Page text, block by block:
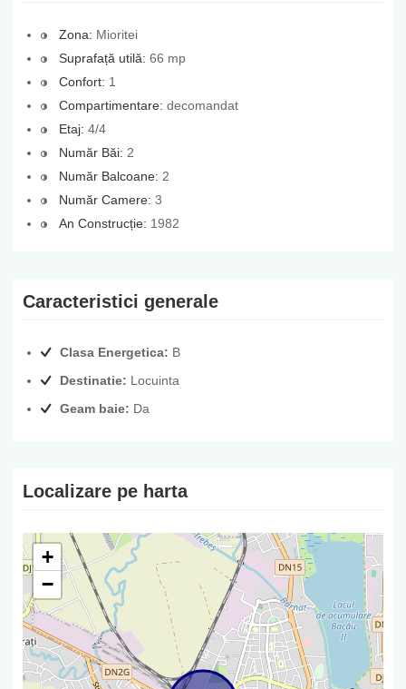
Zona: Mioritei
Suprafață utilă: 66 mp
Confort: 1
Compartimentare: decomandat
Etaj: 4/4
Număr Băi: 2
Număr Balcoane: 2
Număr Camere: 3
An Construcție: 1982
Caracteristici generale
Clasa Energetica: B
Destinatie: Locuinta
Geam baie: Da
Localizare pe harta
+
−